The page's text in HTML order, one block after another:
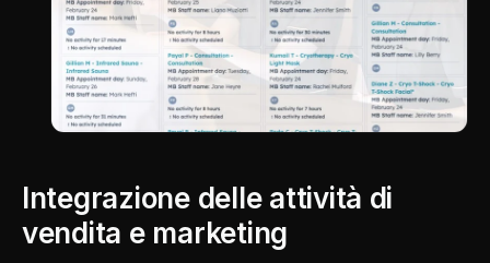
Integrazione delle attività di
vendita e marketing